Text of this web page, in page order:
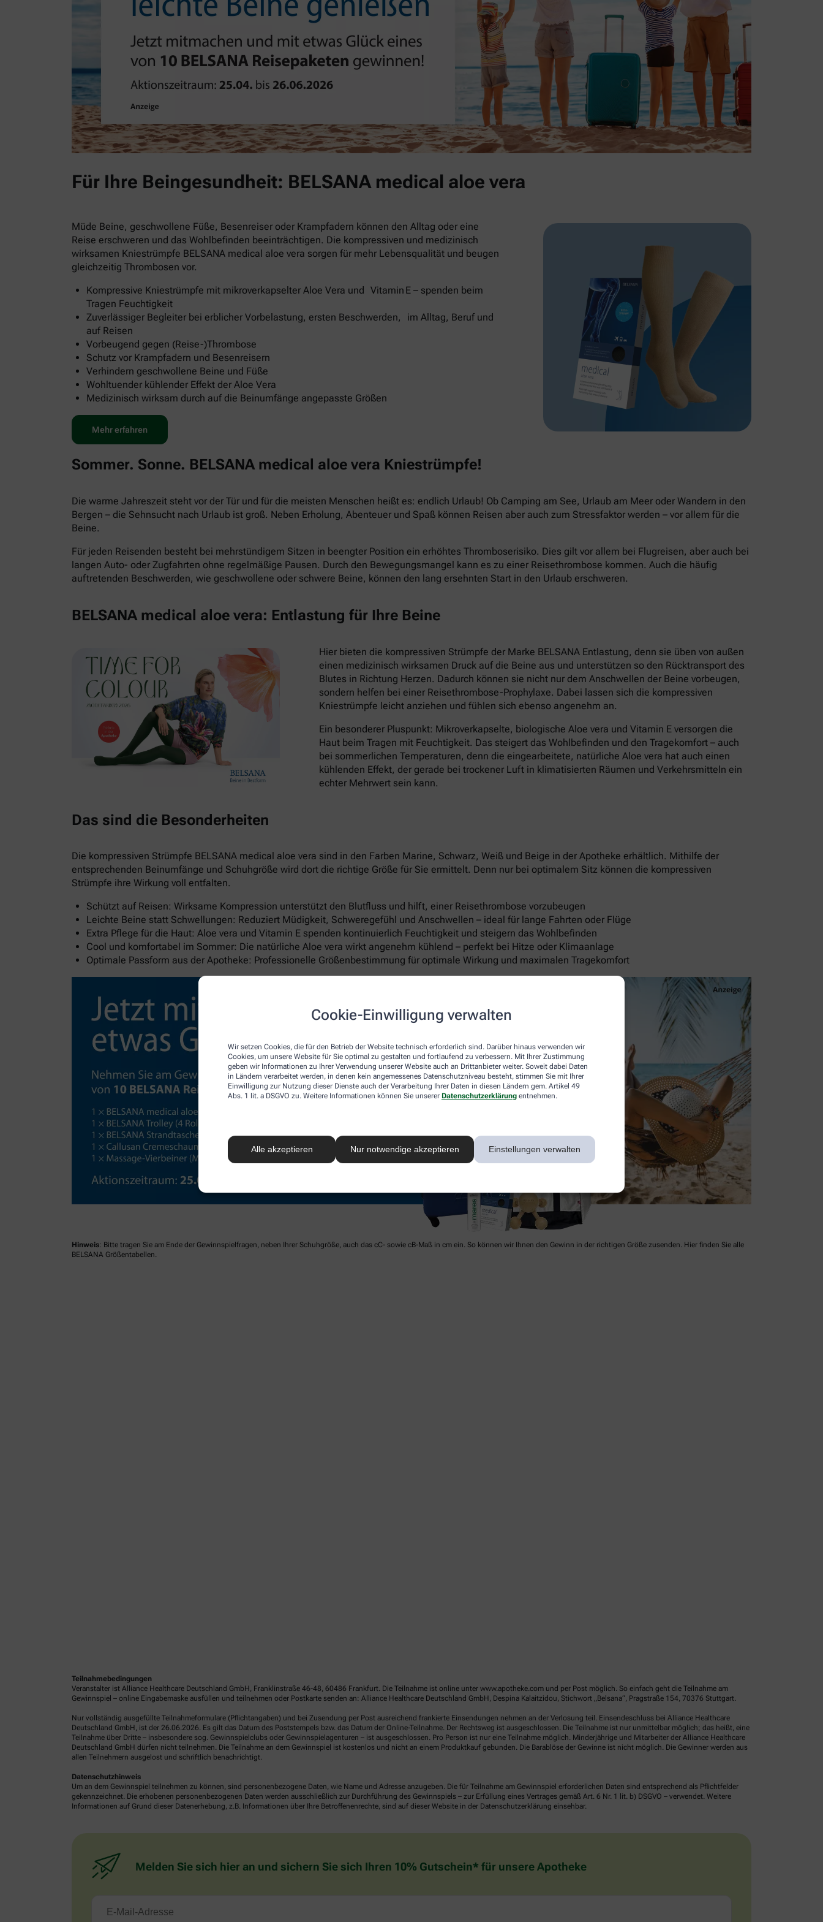
Cookie-Einwilligung verwalten
Wir setzen Cookies, die für den Betrieb der Website technisch erforderlich sind. Darüber hinaus verwenden wir
Cookies, um unsere Website für Sie optimal zu gestalten und fortlaufend zu verbessern. Mit Ihrer Zustimmung
geben wir Informationen zu Ihrer Verwendung unserer Website auch an Drittanbieter weiter. Soweit dabei Daten
in Ländern verarbeitet werden, in denen kein angemessenes Datenschutzniveau besteht, stimmen Sie mit Ihrer
Einwilligung zur Nutzung dieser Dienste auch der Verarbeitung Ihrer Daten in diesen Ländern gem. Artikel 49
Abs. 1 lit. a DSGVO zu. Weitere Informationen können Sie unserer Datenschutzerklärung entnehmen.
Alle akzeptieren Nur notwendige akzeptieren Einstellungen verwalten
Für Ihre Beingesundheit: BELSANA medical aloe vera
Müde Beine, geschwollene Füße, Besenreiser oder Krampfadern können den Alltag oder eine
Reise erschweren und das Wohlbefinden beeinträchtigen. Die kompressiven und medizinisch
wirksamen Kniestrümpfe BELSANA medical aloe vera sorgen für mehr Lebensqualität und beugen
gleichzeitig Thrombosen vor.
Kompressive Kniestrümpfe mit mikroverkapselter Aloe Vera und Vitamin E – spenden beim
Tragen Feuchtigkeit
Zuverlässiger Begleiter bei erblicher Vorbelastung, ersten Beschwerden, im Alltag, Beruf und
auf Reisen
Vorbeugend gegen (Reise-)Thrombose
Schutz vor Krampfadern und Besenreisern
Verhindern geschwollene Beine und Füße
Wohltuender kühlender Effekt der Aloe Vera
Medizinisch wirksam durch auf die Beinumfänge angepasste Größen
Mehr erfahren
Sommer. Sonne. BELSANA medical aloe vera Kniestrümpfe!
Die warme Jahreszeit steht vor der Tür und für die meisten Menschen heißt es: endlich Urlaub! Ob Camping am See, Urlaub am Meer oder Wandern in den
Bergen – die Sehnsucht nach Urlaub ist groß. Neben Erholung, Abenteuer und Spaß können Reisen aber auch zum Stressfaktor werden – vor allem für die
Beine.
Für jeden Reisenden besteht bei mehrstündigem Sitzen in beengter Position ein erhöhtes Thromboserisiko. Dies gilt vor allem bei Flugreisen, aber auch bei
langen Auto- oder Zugfahrten ohne regelmäßige Pausen. Durch den Bewegungsmangel kann es zu einer Reisethrombose kommen. Auch die häufig
auftretenden Beschwerden, wie geschwollene oder schwere Beine, können den lang ersehnten Start in den Urlaub erschweren.
BELSANA medical aloe vera: Entlastung für Ihre Beine
Hier bieten die kompressiven Strümpfe der Marke BELSANA Entlastung, denn sie üben von außen
einen medizinisch wirksamen Druck auf die Beine aus und unterstützen so den Rücktransport des
Blutes in Richtung Herzen. Dadurch können sie nicht nur dem Anschwellen der Beine vorbeugen,
sondern helfen bei einer Reisethrombose-Prophylaxe. Dabei lassen sich die kompressiven
Kniestrümpfe leicht anziehen und fühlen sich ebenso angenehm an.
Ein besonderer Pluspunkt: Mikroverkapselte, biologische Aloe vera und Vitamin E versorgen die
Haut beim Tragen mit Feuchtigkeit. Das steigert das Wohlbefinden und den Tragekomfort – auch
bei sommerlichen Temperaturen, denn die eingearbeitete, natürliche Aloe vera hat auch einen
kühlenden Effekt, der gerade bei trockener Luft in klimatisierten Räumen und Verkehrsmitteln ein
echter Mehrwert sein kann.
Das sind die Besonderheiten
Die kompressiven Strümpfe BELSANA medical aloe vera sind in den Farben Marine, Schwarz, Weiß und Beige in der Apotheke erhältlich. Mithilfe der
entsprechenden Beinumfänge und Schuhgröße wird dort die richtige Größe für Sie ermittelt. Denn nur bei optimalem Sitz können die kompressiven
Strümpfe ihre Wirkung voll entfalten.
Schützt auf Reisen: Wirksame Kompression unterstützt den Blutfluss und hilft, einer Reisethrombose vorzubeugen
Leichte Beine statt Schwellungen: Reduziert Müdigkeit, Schweregefühl und Anschwellen – ideal für lange Fahrten oder Flüge
Extra Pflege für die Haut: Aloe vera und Vitamin E spenden kontinuierlich Feuchtigkeit und steigern das Wohlbefinden
Cool und komfortabel im Sommer: Die natürliche Aloe vera wirkt angenehm kühlend – perfekt bei Hitze oder Klimaanlage
Optimale Passform aus der Apotheke: Professionelle Größenbestimmung für optimale Wirkung und maximalen Tragekomfort
Hinweis: Bitte tragen Sie am Ende der Gewinnspielfragen, neben Ihrer Schuhgröße, auch das cC- sowie cB-Maß in cm ein. So können wir Ihnen den Gewinn in der richtigen Größe zusenden. Hier finden Sie alle
BELSANA Größentabellen.
Teilnahmebedingungen
Veranstalter ist Alliance Healthcare Deutschland GmbH, Franklinstraße 46-48, 60486 Frankfurt. Die Teilnahme ist online unter www.apotheke.com und per Post möglich. So einfach geht die Teilnahme am
Gewinnspiel – online Eingabemaske ausfüllen und teilnehmen oder Postkarte senden an: Alliance Healthcare Deutschland GmbH, Despina Kalaitzidou, Stichwort „Belsana“, Pragstraße 154, 70376 Stuttgart.
Nur vollständig ausgefüllte Teilnahmeformulare (Pflichtangaben) und bei Zusendung per Post ausreichend frankierte Einsendungen nehmen an der Verlosung teil. Einsendeschluss bei Alliance Healthcare
Deutschland GmbH, ist der 26.06.2026. Es gilt das Datum des Poststempels bzw. das Datum der Online-Teilnahme. Der Rechtsweg ist ausgeschlossen. Die Teilnahme ist nur unmittelbar möglich; das heißt, eine
Teilnahme über Dritte – insbesondere sog. Gewinnspielclubs oder Gewinnspielagenturen – ist ausgeschlossen. Pro Person ist nur eine Teilnahme möglich. Minderjährige und Mitarbeiter der Alliance Healthcare
Deutschland GmbH dürfen nicht teilnehmen. Die Teilnahme an dem Gewinnspiel ist kostenlos und nicht an einem Produktkauf gebunden. Die Barablöse der Gewinne ist nicht möglich. Die Gewinner werden aus
allen Teilnehmern ausgelost und schriftlich benachrichtigt.
Datenschutzhinweis
Um an dem Gewinnspiel teilnehmen zu können, sind personenbezogene Daten, wie Name und Adresse anzugeben. Die für Teilnahme am Gewinnspiel erforderlichen Daten sind entsprechend als Pflichtfelder
gekennzeichnet. Die erhobenen personenbezogenen Daten werden ausschließlich zur Durchführung des Gewinnspiels – zur Erfüllung eines Vertrages gemäß Art. 6 Nr. 1 lit. b) DSGVO – verwendet. Weitere
Informationen auf Grund dieser Datenerhebung, z.B. Informationen über Ihre Betroffenenrechte, sind auf dieser Website in der Datenschutzerklärung einsehbar.
Melden Sie sich hier an und sichern Sie sich Ihren 10% Gutschein* für unsere Apotheke